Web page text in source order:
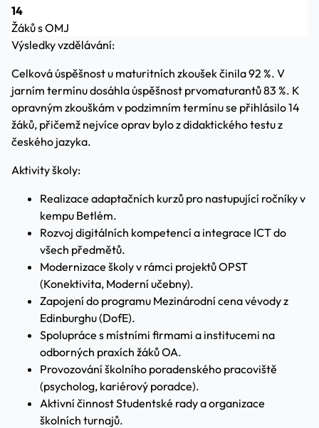
14
Žáků s OMJ
Výsledky vzdělávání:
Celková úspěšnost u maturitních zkoušek činila 92 %. V
jarním termínu dosáhla úspěšnost prvomaturantů 83 %. K
opravným zkouškám v podzimním termínu se přihlásilo 14
žáků, přičemž nejvíce oprav bylo z didaktického testu z
českého jazyka.
Aktivity školy:
Realizace adaptačních kurzů pro nastupující ročníky v
kempu Betlém.
Rozvoj digitálních kompetencí a integrace ICT do
všech předmětů.
Modernizace školy v rámci projektů OPST
(Konektivita, Moderní učebny).
Zapojení do programu Mezinárodní cena vévody z
Edinburghu (DofE).
Spolupráce s místními firmami a institucemi na
odborných praxích žáků OA.
Provozování školního poradenského pracoviště
(psycholog, kariérový poradce).
Aktivní činnost Studentské rady a organizace
školních turnajů.